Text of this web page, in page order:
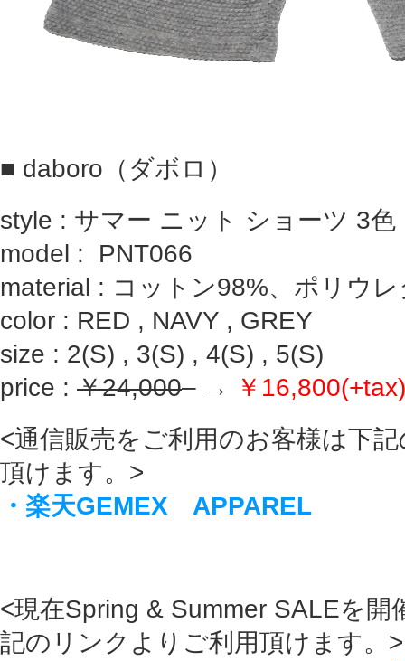
■ daboro（ダボロ）
style : サマー ニット ショーツ 3色
model : PNT066
material : コットン98%、ポリウ
color : RED , NAVY , GREY
size : 2(S) , 3(S) , 4(S) , 5(S)
price : ￥24,000– →
￥16,800(+tax)
<通信販売をご利用のお客様は下
頂けます。>
・楽天GEMEX APPAREL
<現在Spring & Summer SALEを開
記のリンクよりご利用頂けます。>